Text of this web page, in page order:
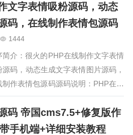
板。已测试，完美无错，修复了图片
为本地相对路径。带火车头采集器，
测试是否可用。如需使用手机版，请
文字表情吸粉源码，动态
码，在线制作表情包源码
1444
简介：很火的PHP在线制作文字表情
源码，动态生成文字表情图片源码，
制作表情包源码源码说明：PHP在线
滑稽表情图片，随便写啥文字，都能
生成文字表情图片， 使用此程序可
制作自己想要的表情包，不需要数据
码 帝国cms7.5+修复版作
手机端+详细安装教程